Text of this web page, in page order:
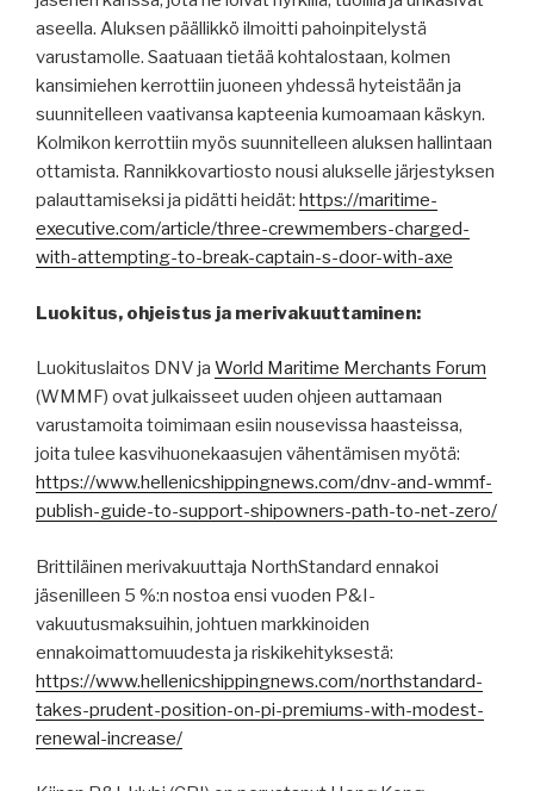
aseella. Aluksen päällikkö ilmoitti pahoinpitelystä
varustamolle. Saatuaan tietää kohtalostaan, kolmen
kansimiehen kerrottiin juoneen yhdessä hyteistään ja
suunnitelleen vaativansa kapteenia kumoamaan käskyn.
Kolmikon kerrottiin myös suunnitelleen aluksen hallintaan
ottamista. Rannikkovartiosto nousi alukselle järjestyksen
palauttamiseksi ja pidätti heidät: https://maritime-
executive.com/article/three-crewmembers-charged-
with-attempting-to-break-captain-s-door-with-axe
Luokitus, ohjeistus ja merivakuuttaminen:
Luokituslaitos DNV ja World Maritime Merchants Forum
(WMMF) ovat julkaisseet uuden ohjeen auttamaan
varustamoita toimimaan esiin nousevissa haasteissa,
joita tulee kasvihuonekaasujen vähentämisen myötä:
https://www.hellenicshippingnews.com/dnv-and-wmmf-
publish-guide-to-support-shipowners-path-to-net-zero/
Brittiläinen merivakuuttaja NorthStandard ennakoi
jäsenilleen 5 %:n nostoa ensi vuoden P&I-
vakuutusmaksuihin, johtuen markkinoiden
ennakoimattomuudesta ja riskikehityksestä:
https://www.hellenicshippingnews.com/northstandard-
takes-prudent-position-on-pi-premiums-with-modest-
renewal-increase/